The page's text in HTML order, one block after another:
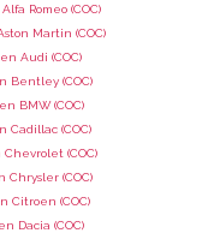
Romeo (COC)
Martin (COC)
Audi (COC)
Bentley (COC)
BMW (COC)
(COC)
(COC)
(COC)
Citroen (COC)
Dacia (COC)